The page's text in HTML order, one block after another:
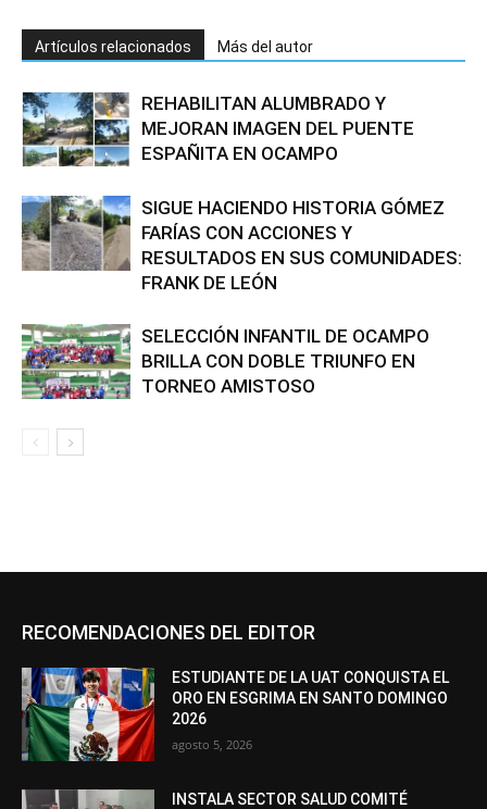
Artículos relacionados Más del autor
REHABILITAN ALUMBRADO Y
MEJORAN IMAGEN DEL PUENTE
ESPAÑITA EN OCAMPO
SIGUE HACIENDO HISTORIA GÓMEZ
FARÍAS CON ACCIONES Y
RESULTADOS EN SUS COMUNIDADES:
FRANK DE LEÓN
SELECCIÓN INFANTIL DE OCAMPO
BRILLA CON DOBLE TRIUNFO EN
TORNEO AMISTOSO
RECOMENDACIONES DEL EDITOR
ESTUDIANTE DE LA UAT CONQUISTA EL
ORO EN ESGRIMA EN SANTO DOMINGO
2026
agosto 5, 2026
INSTALA SECTOR SALUD COMITÉ